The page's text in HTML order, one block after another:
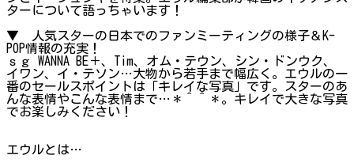
ターについて語っちゃいます！
▼ 人気スターの日本でのファンミーティングの様子＆K-
POP情報の充実！
ｓｇ WANNA BE＋、Tim、オム・テウン、シン・ドンウク、
イワン、イ・テソン…大物から若手まで幅広く。エウルの一
番のセールスポイントは「キレイな写真」です。スターのあ
んな表情やこんな表情まで…＊＾＾＊。キレイで大きな写真
でお楽しみください！
エウルとは…